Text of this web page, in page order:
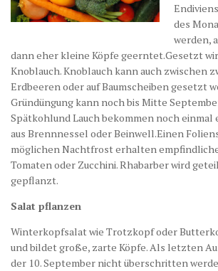
des
werden,
dann eher kleine Köpfe geerntet.Gesetzt
Knoblauch. Knoblauch kann auch zwischen
Erdbeeren oder auf Baumscheiben gesetzt
Gründüngung kann noch bis Mitte
Spätkohlund Lauch bekommen noch einmal
aus Brennnessel oder Beinwell.Einen
möglichen Nachtfrost erhalten
Tomaten oder Zucchini. Rhabarber wird
gepflanzt.
Salat pflanzen
Winterkopfsalat wie Trotzkopf oder
und bildet große, zarte Köpfe. Als letzten
der 10. September nicht überschritten